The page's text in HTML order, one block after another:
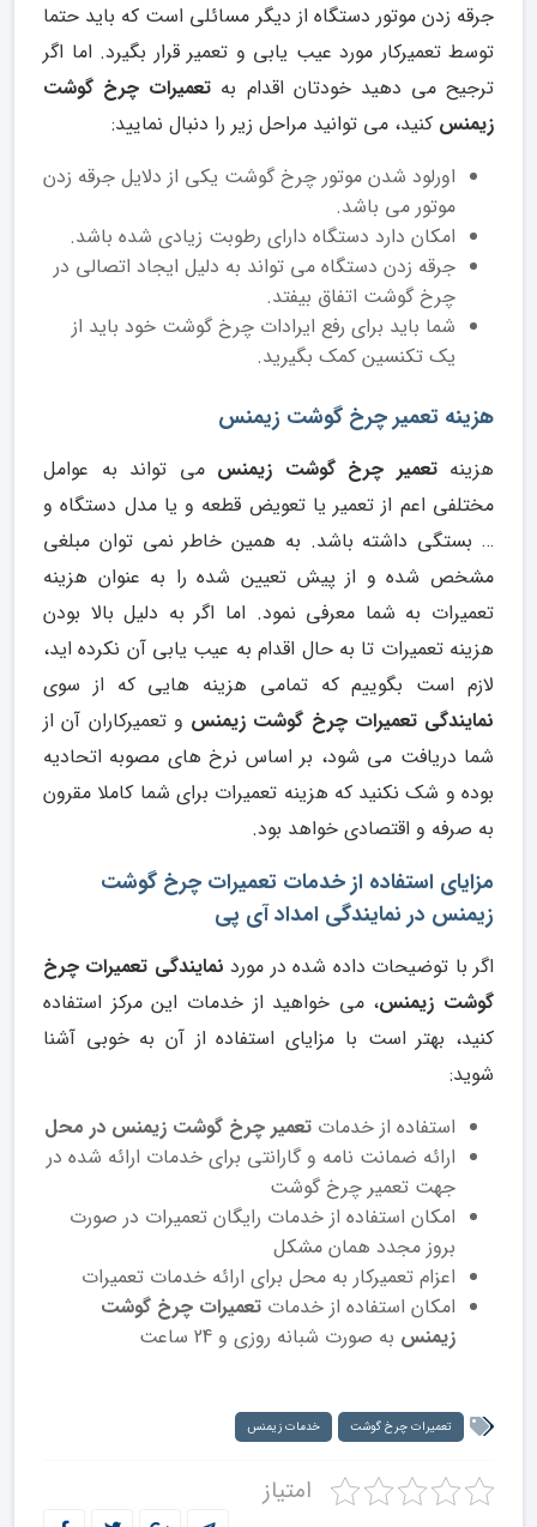
جرقه زدن موتور دستگاه از دیگر مسائلی است که باید حتما
توسط تعمیرکار مورد عیب یابی و تعمیر قرار بگیرد. اما اگر
ترجیح می دهید خودتان اقدام به تعمیرات چرخ گوشت
زیمنس کنید، می توانید مراحل زیر را دنبال نمایید:
اورلود شدن موتور چرخ گوشت یکی از دلایل جرقه زدن
موتور می باشد.
امکان دارد دستگاه دارای رطوبت زیادی شده باشد.
جرقه زدن دستگاه می تواند به دلیل ایجاد اتصالی در
چرخ گوشت اتفاق بیفتد.
شما باید برای رفع ایرادات چرخ گوشت خود باید از
یک تکنسین کمک بگیرید.
هزینه تعمیر چرخ گوشت زیمنس
هزینهتعمیر چرخ گوشت زیمنس می تواند به عوامل
مختلفی اعم از تعمیر یا تعویض قطعه و یا مدل دستگاه و
… بستگی داشته باشد. به همین خاطر نمی توان مبلغی
مشخص شده و از پیش تعیین شده را به عنوان هزینه
تعمیرات به شما معرفی نمود. اما اگر به دلیل بالا بودن
هزینه تعمیرات تا به حال اقدام به عیب یابی آن نکرده اید،
لازم است بگوییم که تمامی هزینه هایی که از سوی
نمایندگی تعمیرات چرخ گوشت زیمنس و تعمیرکاران آن از
شما دریافت می شود، بر اساس نرخ های مصوبه اتحادیه
بوده و شک نکنید که هزینه تعمیرات برای شما کاملا مقرون
به صرفه و اقتصادی خواهد بود.
مزایای استفاده از خدمات تعمیرات چرخ گوشت
زیمنس در نمایندگی امداد آی پی
اگر با توضیحات داده شده در مورد نمایندگی تعمیرات چرخ
گوشت زیمنس، می خواهید از خدمات این مرکز استفاده
کنید، بهتر است با مزایای استفاده از آن به خوبی آشنا
شوید:
استفاده از خدمات تعمیر چرخ گوشت زیمنس در محل
ارائه ضمانت نامه و گارانتی برای خدمات ارائه شده در
جهت تعمیر چرخ گوشت
امکان استفاده از خدمات رایگان تعمیرات در صورت
بروز مجدد همان مشکل
اعزام تعمیرکار به محل برای ارائه خدمات تعمیرات
امکان استفاده از خدمات تعمیرات چرخ گوشت
زیمنس به صورت شبانه روزی و 24 ساعت
تعمیرات چرخ گوشت خدمات زیمنس
امتیاز